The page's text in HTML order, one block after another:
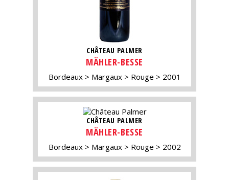
CHÂTEAU PALMER
MÄHLER-BESSE
Bordeaux Margaux Rouge 2001
CHÂTEAU PALMER
MÄHLER-BESSE
Bordeaux Margaux Rouge 2002